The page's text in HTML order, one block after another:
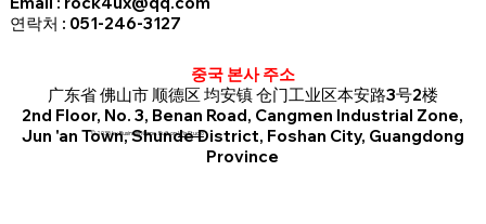
© 2035 by Business Name. Built onWix Studio
연락처 : 051-246-3127
중국 본사 주소
广东省 佛山市 顺德区 均安镇 仓门工业区本安路3号2楼
2nd Floor, No. 3, Benan Road, Cangmen Industrial Zone,
Jun 'an Town, Shunde District, Foshan City, Guangdong
Province